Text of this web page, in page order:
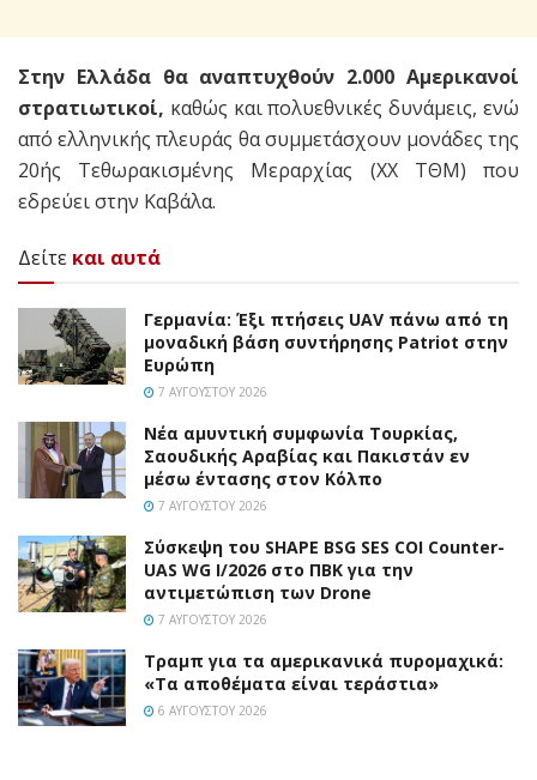
Στην Ελλάδα θα αναπτυχθούν 2.000 Αμερικανοί
στρατιωτικοί, καθώς και πολυεθνικές δυνάμεις, ενώ
από ελληνικής πλευράς θα συμμετάσχουν μονάδες της
20ής Τεθωρακισμένης Μεραρχίας (ΧΧ ΤΘΜ) που
εδρεύει στην Καβάλα.
Δείτε και αυτά
Γερμανία: Έξι πτήσεις UAV πάνω από τη
μοναδική βάση συντήρησης Patriot στην
Ευρώπη
7 ΑΥΓΟΎΣΤΟΥ 2026
Νέα αμυντική συμφωνία Τουρκίας,
Σαουδικής Αραβίας και Πακιστάν εν
μέσω έντασης στον Κόλπο
7 ΑΥΓΟΎΣΤΟΥ 2026
Σύσκεψη του SHAPE BSG SES COI Counter-
UAS WG I/2026 στο ΠΒΚ για την
αντιμετώπιση των Drone
7 ΑΥΓΟΎΣΤΟΥ 2026
Τραμπ για τα αμερικανικά πυρομαχικά:
«Τα αποθέματα είναι τεράστια»
6 ΑΥΓΟΎΣΤΟΥ 2026